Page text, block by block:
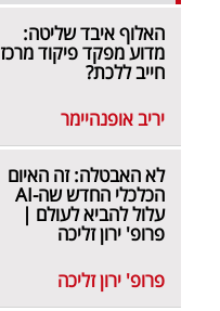
האלוף איבד שליטה:
מדוע מפקד פיקוד מרכז
חייב ללכת?
יריב אופנהיימר
לא האבטלה: זה האיום
הכלכלי החדש שה-AI
עלול להביא לעולם |
פרופ' ירון זליכה
פרופ' ירון זליכה